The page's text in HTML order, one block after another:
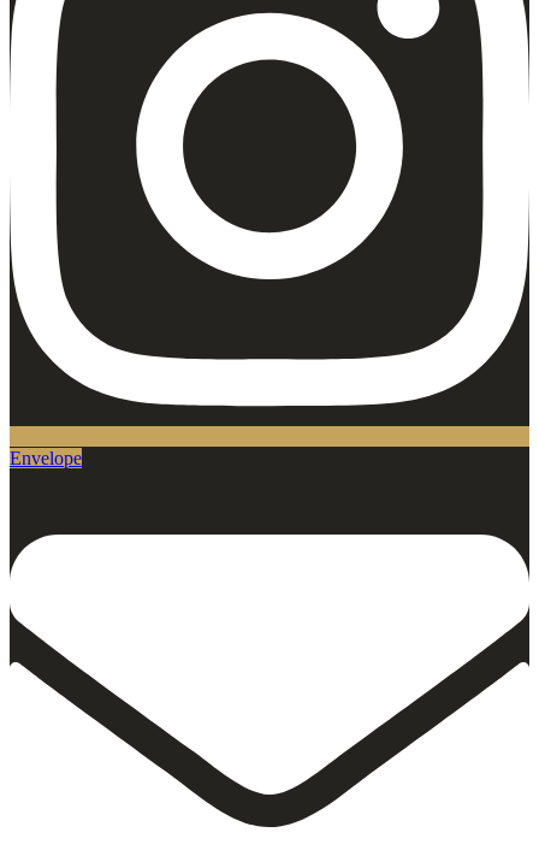
Envelope